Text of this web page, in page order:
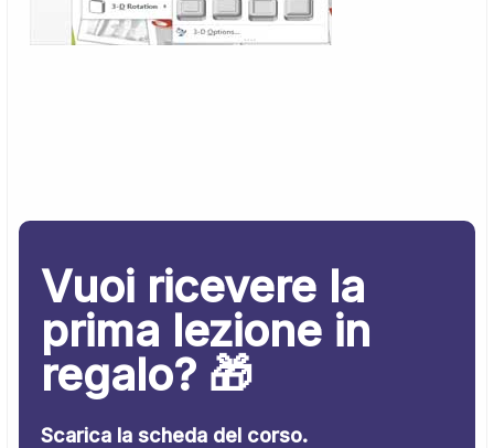
Vuoi ricevere la
prima lezione in
regalo? 🎁
Scarica la scheda del corso.